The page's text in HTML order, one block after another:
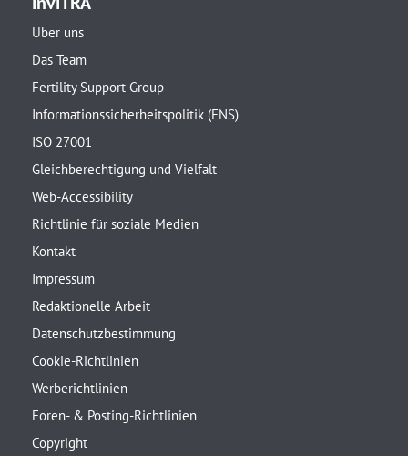
Über uns
Das Team
Fertility Support Group
Informationssicherheitspolitik (ENS)
ISO 27001
Gleichberechtigung und Vielfalt
Web-Accessibility
Richtlinie für soziale Medien
Kontakt
Impressum
Redaktionelle Arbeit
Datenschutzbestimmung
Cookie-Richtlinien
Werberichtlinien
Foren- & Posting-Richtlinien
Copyright